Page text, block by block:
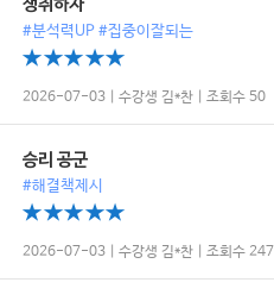
쟁취하자
#분석력UP #집중이잘되는
2026-07-03 | 수강생 김*찬 | 조회수 50
승리 공군
#해결책제시
2026-07-03 | 수강생 김*찬 | 조회수 247